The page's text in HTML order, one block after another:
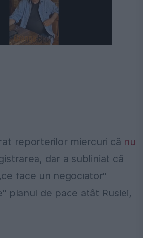
reporterilor miercuri că nu
dar a subliniat că
face un negociator"
planul de pace atât Rusiei,